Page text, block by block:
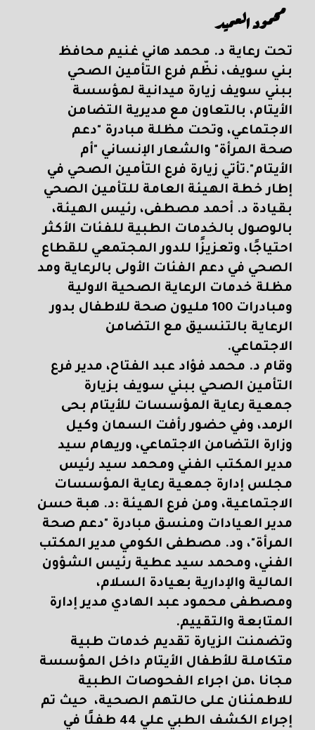
محمود العميد
تحت رعاية د. محمد هاني غنيم محافظ
بني سويف، نظّم فرع التأمين الصحي
ببني سويف زيارة ميدانية لمؤسسة
الأيتام، بالتعاون مع مديرية التضامن
الاجتماعي، وتحت مظلة مبادرة "دعم
صحة المرأة" والشعار الإنساني "أم
الأيتام".تأتي زيارة فرع التأمين الصحي في
إطار خطة الهيئة العامة للتأمين الصحي
بقيادة د. أحمد مصطفى، رئيس الهيئة،
بالوصول بالخدمات الطبية للفئات الأكثر
احتياجًا، وتعزيزًا للدور المجتمعي للقطاع
الصحي في دعم الفئات الأولى بالرعاية ومد
مظلة خدمات الرعاية الصحية الاولية
ومبادرات 100 مليون صحة للاطفال بدور
الرعاية بالتنسيق مع التضامن
الاجتماعي.
وقام د. محمد فؤاد عبد الفتاح، مدير فرع
التأمين الصحي ببني سويف بزيارة
جمعية رعاية المؤسسات للأيتام بحى
الرمد، وفي حضور رأفت السمان وكيل
وزارة التضامن الاجتماعي، وريهام سيد
مدير المكتب الفني ومحمد سيد رئيس
مجلس إدارة جمعية رعاية المؤسسات
الاجتماعية، ومن فرع الهيئة :د. هبة حسن
مدير العيادات ومنسق مبادرة "دعم صحة
المرأة"، ود. مصطفى الكومي مدير المكتب
الفني، ومحمد سيد عطية رئيس الشؤون
المالية والإدارية بعيادة السلام،
ومصطفى محمود عبد الهادي مدير إدارة
المتابعة والتقييم.
وتضمنت الزيارة تقديم خدمات طبية
متكاملة للأطفال الأيتام داخل المؤسسة
مجانا ،من اجراء الفحوصات الطبية
للاطمئنان على حالتهم الصحية، حيث تم
إجراء الكشف الطبي علي 44 طفلًا في